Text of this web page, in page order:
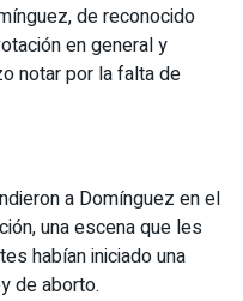
de reconocido
en general y
notar por la falta de
a Domínguez en el
una escena que les
habían iniciado una
de aborto.